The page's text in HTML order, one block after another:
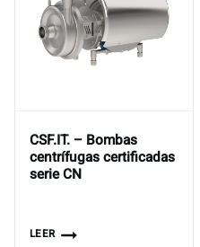
CSF.IT. – Bombas
centrífugas certificadas
serie CN
LEER